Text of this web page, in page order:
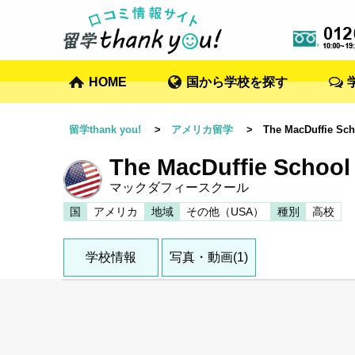
HOME 国から学校を探す
留学thank you! > アメリカ留学 > The MacDuffie
The MacDuffie School
マックダフィースクール
国 アメリカ 地域 その他（USA） 種別 高校
学校情報 写真・動画(1)